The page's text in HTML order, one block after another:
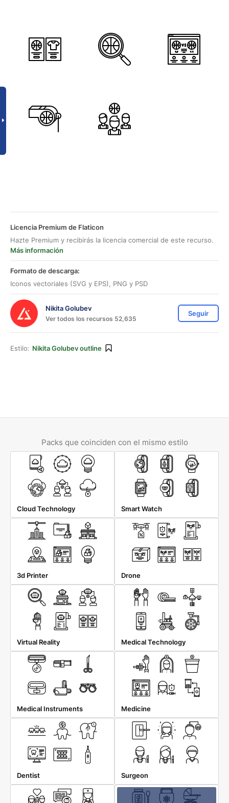
Licencia Premium de Flaticon
Hazte Premium y recibirás la licencia comercial de este recurso.
Más información
Formato de descarga:
Iconos vectoriales (SVG y EPS), PNG y PSD
Nikita Golubev
Ver todos los recursos 52,635
Seguir
Estilo: Nikita Golubev outline
Packs que coinciden con el mismo estilo
Cloud Technology Smart Watch
3d Printer Drone
Virtual Reality Medical Technology
Medical Instruments Medicine
Dentist Surgeon